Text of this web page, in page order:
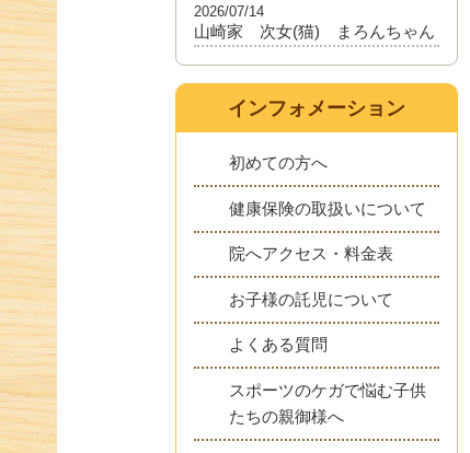
山崎家 次女(猫) まろんちゃん
2026/07/14
インフォメーション
初めての方へ
健康保険の取扱いについて
院へアクセス・料金表
お子様の託児について
よくある質問
スポーツのケガで悩む子供
たちの親御様へ